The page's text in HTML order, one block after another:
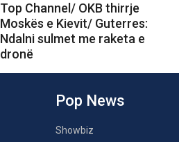
Top Channel/ OKB thirrje
Moskës e Kievit/ Guterres:
Ndalni sulmet me raketa e
dronë
Pop News
Showbiz